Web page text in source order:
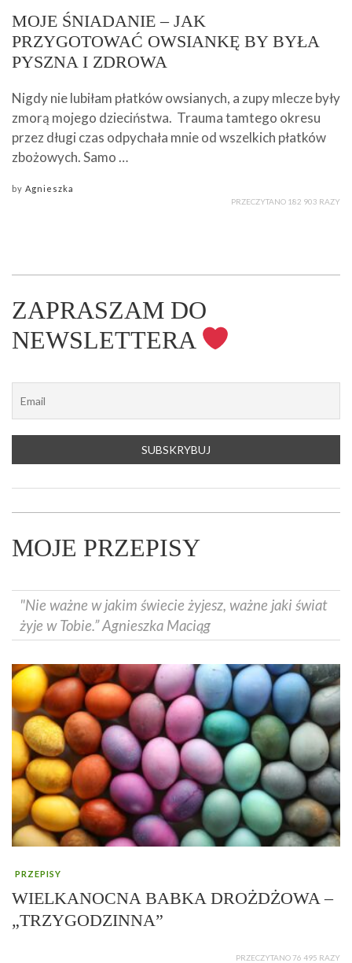
MOJE ŚNIADANIE – JAK
PRZYGOTOWAĆ OWSIANKĘ BY BYŁA
PYSZNA I ZDROWA
Nigdy nie lubiłam płatków owsianych, a zupy mlecze były
zmorą mojego dzieciństwa. Trauma tamtego okresu
przez długi czas odpychała mnie od wszelkich płatków
zbożowych. Samo …
by Agnieszka
PRZECZYTANO 182 903 RAZY
ZAPRASZAM DO
NEWSLETTERA
MOJE PRZEPISY
"Nie ważne w jakim świecie żyjesz, ważne jaki świat
żyje w Tobie.” Agnieszka Maciąg
PRZEPISY
WIELKANOCNA BABKA DROŻDŻOWA –
„TRZYGODZINNA”
PRZECZYTANO 76 495 RAZY